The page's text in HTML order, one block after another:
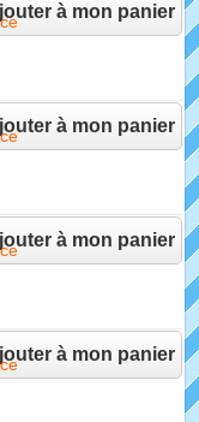
à mon panier
à mon panier
à mon panier
à mon panier